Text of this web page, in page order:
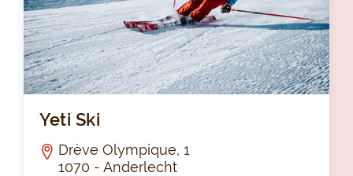
Yeti Ski
Drève Olympique, 1
1070 - Anderlecht